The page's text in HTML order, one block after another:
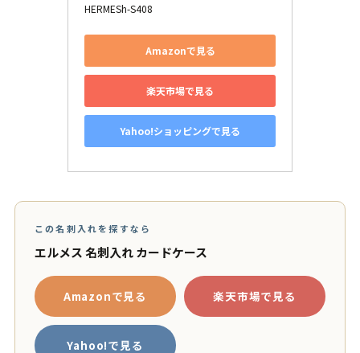
HERMESh-S408
Amazonで見る
楽天市場で見る
Yahoo!ショッピングで見る
この名刺入れを探すなら
エルメス 名刺入れ カードケース
Amazonで見る 楽天市場で見る
Yahoo!で見る